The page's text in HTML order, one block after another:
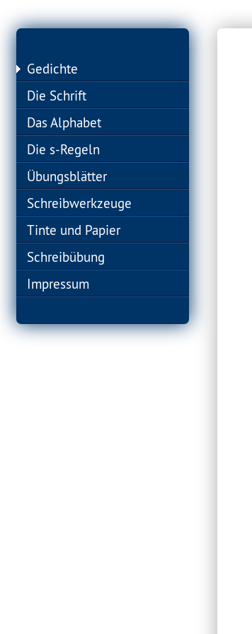
Gedichte
Die Schrift
Das Alphabet
Die s-Regeln
Übungsblätter
Schreibwerkzeuge
Tinte und Papier
Schreibübung
Impressum